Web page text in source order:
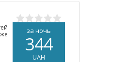
за ночь
344
UAH